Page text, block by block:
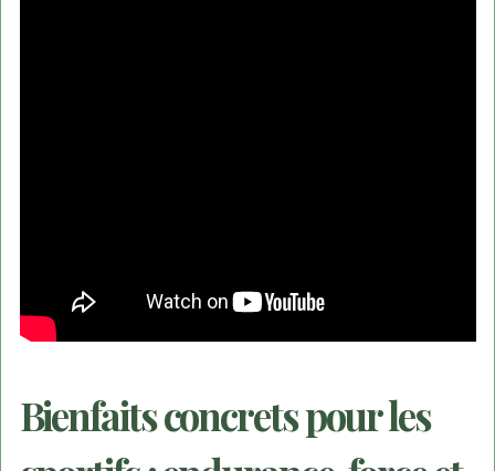
Bienfaits concrets pour les